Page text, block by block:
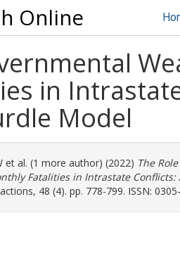
Online
in
Model
et al. (1 more author) (2022) The
Fatalities in Intrastate
48 (4). pp. 778-799. ISSN: